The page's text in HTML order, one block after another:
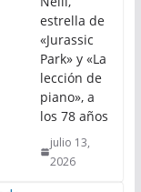
estrella de
«Jurassic
Park» y «La
lección de
piano», a
los 78 años
julio 13,
2026